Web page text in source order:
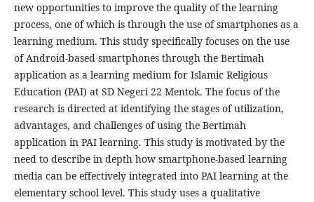
new opportunities to improve the quality of the learning
process, one of which is through the use of smartphones as a
learning medium. This study specifically focuses on the use
of Android-based smartphones through the Bertimah
application as a learning medium for Islamic Religious
Education (PAI) at SD Negeri 22 Mentok. The focus of the
research is directed at identifying the stages of utilization,
advantages, and challenges of using the Bertimah
application in PAI learning. This study is motivated by the
need to describe in depth how smartphone-based learning
media can be effectively integrated into PAI learning at the
elementary school level. This study uses a qualitative